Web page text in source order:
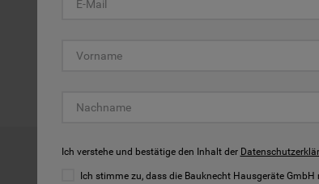
Ich verstehe und bestätige den Inhalt der
Ich stimme zu, dass die Bauknecht Hausgeräte GmbH